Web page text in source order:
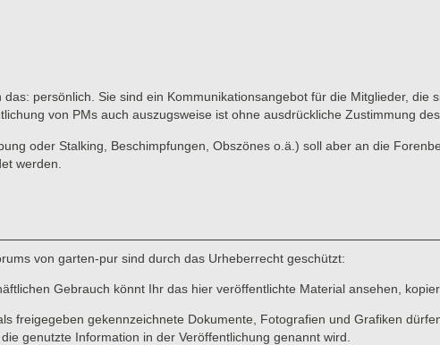
persönlich. Sie sind ein Kommunikationsangebot für die Mitglieder,
von PMs auch auszugsweise ist ohne ausdrückliche Zustimmung
oder Stalking, Beschimpfungen, Obszönes o.ä.) soll aber an die
werden.
von garten-pur sind durch das Urheberrecht geschützt:
Gebrauch könnt Ihr das hier veröffentlichte Material ansehen,
freigegeben gekennzeichnete Dokumente, Fotografien und Grafiken
genutzte Information in der Veröffentlichung genannt wird.